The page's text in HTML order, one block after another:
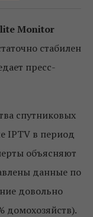
Monitor
стабилен
пресс-
спутниковых
IPTV в период
объясняют
данные по
довольно
домохозяйств).